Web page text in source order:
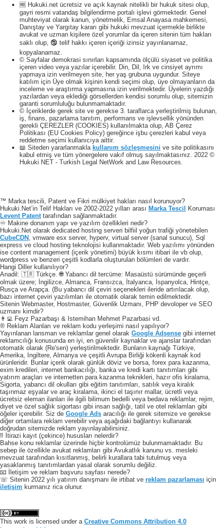
🆓 Hukuki.net ücretsiz ve açık kaynak nitelikli bir hukuk sitesi olup,
gayri resmi vatandaş bilgilendirme portalı işlevi görmektedir. Genel
muhteviyat olarak kanun, yönetmelik, Emsal Anayasa mahkemesi,
Danıştay ve Yargıtay kararı gibi hukuki mevzuat içermekle birlikte
avukat ve uzman kişilere özel yorumlar da içeren sitenin tüm hakları
saklı olup, 🕲 telif hakkı içeren içeriği izinsiz yayınlanamaz,
kopyalanamaz.
© Sayfalar demokrasi sınırları kapsamında ölçülü siyaset ve politika
içeren video veya yazılar içerebilir. Din, Dil, Irk ve cinsiyet ayrımı
yapmaya izin verilmeyen site, her yaş grubuna uygundur. Siteye
katılım için Üye olmak kişinin kendi seçimi olup, üye olmayanların da
inceleme ve araştırma yapmasına izin verilmektedir. Üyelerin yazdığı
yazılardan veya eklediği görsellerden kendisi sorumlu olup, sitemizin
garanti sorumluluğu bulunmamaktadır.
© İçeriklerde gerek site ve gerekse 3. taraflarca yerleştirilmiş bulunan,
iş, finans, pazarlama tanıtım, performans ve işlevsellik yönünden
gerekli ÇEREZLER (COOKIES) kullanılmakta olup, AB Çerez
Politikası (EU Cookies Policy) gereğince işbu çerezleri kabul veya
reddetme seçimi kullanıcıya aittir.
📖 Siteden yararlanmakla kullanım sözleşmesini ve site politikasını
kabul etmiş ve tüm yönergelere vakıf olmuş sayılmaktasınız. 2022 ©
Hukuki NET - Turkish Legal NetWork and Law Resources.
™ Marka tescili, Patent ve Fikri mülkiyet hakları nasıl korunuyor?
Hukuki.Net’in Telif Hakları ve 2002-2022 yılları arası Marka Tescil
Koruması
Levent Patent tarafından sağlanmaktadır.
♾️ Makine donanım yapı ve yazılım özellikleri nedir?
Hukuki.Net olarak dedicated hosting serveri bilfiil yoğun trafiği yönetebilen
CubeCDN
, vmware esx server, hyperv, virtual server (sanal sunucu), Sql
express ve cloud hosting teknolojisi kullanmaktadır. Web yazılımı yönünden
ise content management (içerik yönetimi) büyük kısmı itibari ile vb olup,
wordpress ve benzeri çeşitli kodlarla oluşturulan bölümleri de vardır.
Hangi Diller kullanılıyor?
Anadil: 🇹🇷 Türkçe. 🌐 Yabancı dil tercüme: Masaüstü sürümünde geçerli
olmak üzere; İngilizce, Almanca, Fransızca, İtalyanca, İspanyolca, Hintçe,
Rusça ve Arapça. (Bu yabancı dil çeviri seçenekleri ileride artırılacak olup,
bazı internet çeviri yazılımları ile otomatik olarak temin edilmektedir.
Sitenin Webmaster, Hostmaster, Güvenlik Uzmanı, PHP devoloper ve SEO
uzmanı kimdir?
👨‍💻 Feyz Pazarbaşı & Istemihan Mehmet Pazarbasi vd.
® Reklam Alanları ve reklam kodu yerleşimi nasıl yapılıyor?
Yayınlanan lansman ve reklamlar genel olarak Google Adsense gibi internet
reklamcılığı konusunda en iyi, en güvenilir kaynaklar ve ajanslar tarafından
otomatik olarak (Re'sen) yerleştirilmektedir. Bunların kaynağı Türkiye,
Amerika, Ingiltere, Almanya ve çeşitli Avrupa Birliği kökenli kaynak kod
ürünleridir. Bunlar içerik olarak günlük döviz ve borsa, forex para kazanma,
exim kredileri, internet bankacılığı, banka ve kredi kartı tanıtımları gibi
yatırım araçları ve internetten para kazanma teknikleri, hazır ofis kiralama,
Sigorta, yabancı dil okulları gibi eğitim tanıtımları, satılık veya kiralık
taşınmaz eşyalar ve araç kiralama, ikinci el taşınır mallar, ücretli veya
ücretsiz eleman ilanları ile ilgili bilimum bedelli veya bedava reklamlar, rejim,
diyet ve özel sağlık sigortası gibi insan sağlığı, tatil ve otel reklamları gibi
öğeler içerebilir. Siz de Google Ads aracılığı ile gerek sitemize ve gerekse
diğer ortamlara reklam verebilir veya aşağıdaki bağlantıyı kullanarak
doğrudan sitemizde reklam yayınlayabilirsiniz.
‼️ İtirazi kayıt (çekince) hususları nelerdir?
Bahse konu reklamlar üzerinde hiçbir kontrolümüz bulunmamaktadır. Bu
sebep ile özellikle avukat reklamları gibi Avukatlık kanunu vs. mesleki
mevzuat tarafından kısıtlanmış, belirli kurallara tabi tutulmuş veya
yasaklanmış tanıtımlardan yasal olarak sorumlu değiliz.
📧 İletişim ve reklam başvuru sayfası nerede?
☏ Sitenin 2022 yılı yatırım danışmanı ile irtibat ve reklam pazarlaması için
iletişim kurmanız rica olunur.
This work is licensed under a Creative Commons Attribution 4.0